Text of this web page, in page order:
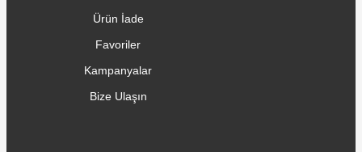
Ürün İade
Favoriler
Kampanyalar
Bize Ulaşın